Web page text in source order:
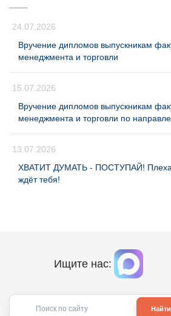
24.07.2026
Вручение дипломов выпускникам
менеджмента и торговли
15.07.2026
Вручение дипломов выпускникам
менеджмента и торговли по
13.07.2026
ХВАТИТ ДУМАТЬ - ПОСТУПАЙ!
ждёт тебя!
Ищите нас:
Найти